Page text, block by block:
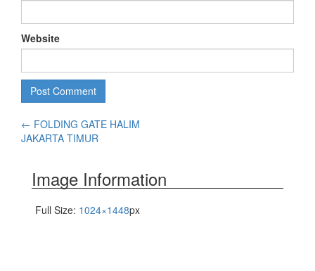
Website
← FOLDING GATE HALIM
JAKARTA TIMUR
Image Information
Full Size: 1024×1448px